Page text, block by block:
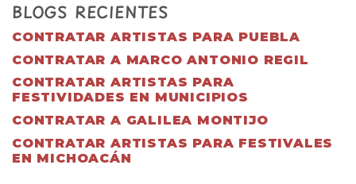
BLOGS RECIENTES
CONTRATAR ARTISTAS PARA PUEBLA
CONTRATAR A MARCO ANTONIO REGIL
CONTRATAR ARTISTAS PARA
FESTIVIDADES EN MUNICIPIOS
CONTRATAR A GALILEA MONTIJO
CONTRATAR ARTISTAS PARA FESTIVALES
EN MICHOACÁN